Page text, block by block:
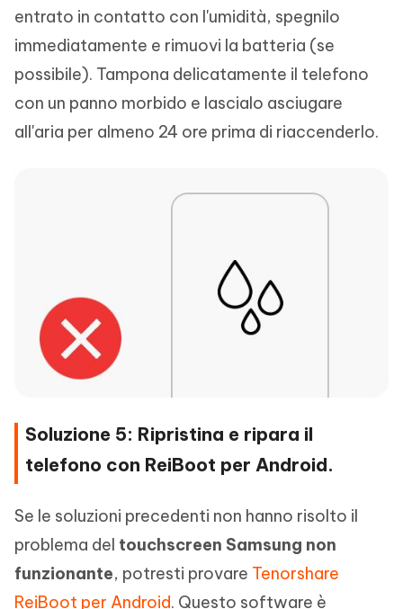
entrato in contatto con l'umidità, spegnilo
immediatamente e rimuovi la batteria (se
possibile). Tampona delicatamente il telefono
con un panno morbido e lascialo asciugare
all'aria per almeno 24 ore prima di riaccenderlo.
Soluzione 5: Ripristina e ripara il
telefono con ReiBoot per Android.
Se le soluzioni precedenti non hanno risolto il
problema del touchscreen Samsung non
funzionante, potresti provare Tenorshare
ReiBoot per Android. Questo software è